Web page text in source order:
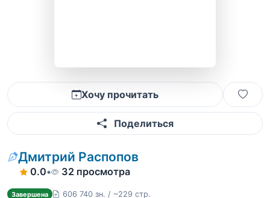
Хочу прочитать
Поделиться
Дмитрий Распопов
0.0• 32 просмотра
Завершена 606 740 зн. / ~229 стр.